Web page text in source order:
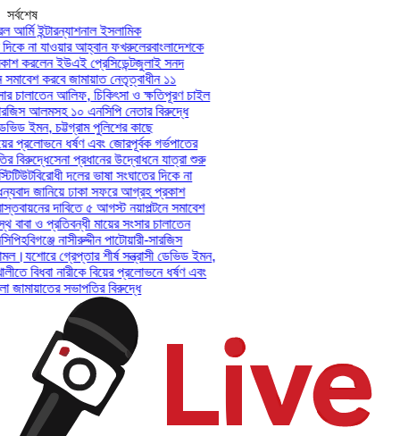
সর্বশেষ
ইন্টারন্যাশনাল ইসলামিক
না যাওয়ার আহ্বান ফখরুলেরবাংলাদেশকে
করলেন ইউএই প্রেসিডেন্টজুলাই সনদ
করবে জামায়াত নেতৃত্বাধীন ১১
আলিফ, চিকিৎসা ও ক্ষতিপূরণ চাইল
আলমসহ ১০ এনসিপি নেতার বিরুদ্ধে
ইমন, চট্টগ্রাম পুলিশের কাছে
প্রলোভনে ধর্ষণ এবং জোরপূর্বক গর্ভপাতের
সেনা প্রধানের উদ্বোধনে যাত্রা শুরু
বিরোধী দলের ভাষা সংঘাতের দিকে না
জানিয়ে ঢাকা সফরে আগ্রহ প্রকাশ
দাবিতে ৫ আগস্ট নয়াপল্টনে সমাবেশ
ও প্রতিবন্ধী মায়ের সংসার চালাতেন
হবিগঞ্জে নাসীরুদ্দীন পাটোয়ারী-সারজিস
যশোরে গ্রেপ্তার শীর্ষ সন্ত্রাসী ডেভিড ইমন,
বিধবা নারীকে বিয়ের প্রলোভনে ধর্ষণ এবং
সভাপতির বিরুদ্ধে